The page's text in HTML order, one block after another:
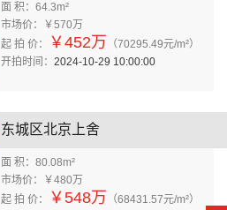
面 积：64.3m²
市场价：￥570万
起 拍 价：
￥452万
（70295.49元/m²）
开拍时间：2024-10-29 10:00:00
东城区北京上舍
面 积：80.08m²
市场价：￥480万
起 拍 价：
￥548万
（68431.57元/m²）